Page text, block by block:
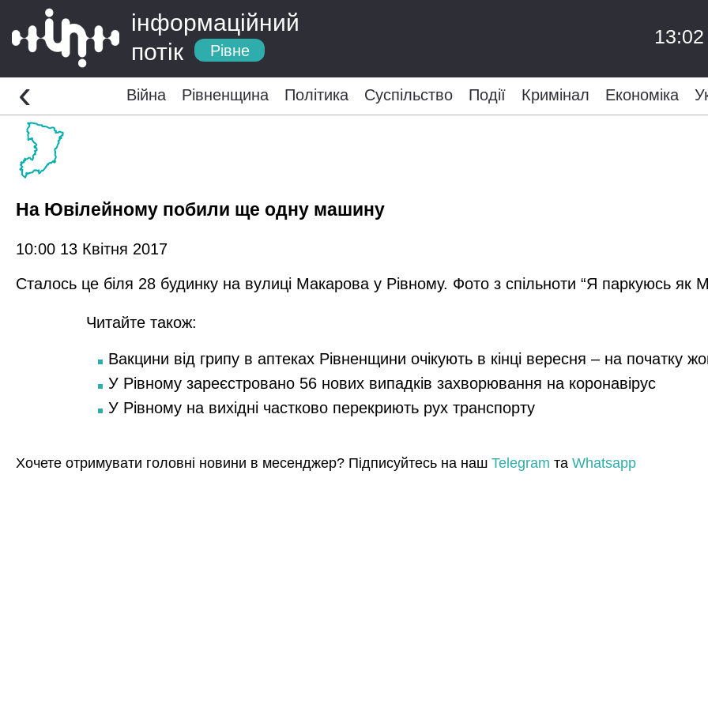
інформаційний
потік
Рівне
13:02
Війна Рівненщина Політика Суспільство Події Кримінал Економіка
‹
На Ювілейному побили ще одну машину
10:00 13 Квітня 2017
Сталось це біля 28 будинку на вулиці Макарова у Рівному. Фото з спільноти “Я паркуюсь як
Читайте також:
Вакцини від грипу в аптеках Рівненщини очікують в кінці вересня – на початку
У Рівному зареєстровано 56 нових випадків захворювання на коронавірус
У Рівному на вихідні частково перекриють рух транспорту
Хочете отримувати головні новини в месенджер? Підписуйтесь на наш Telegram та Whatsapp